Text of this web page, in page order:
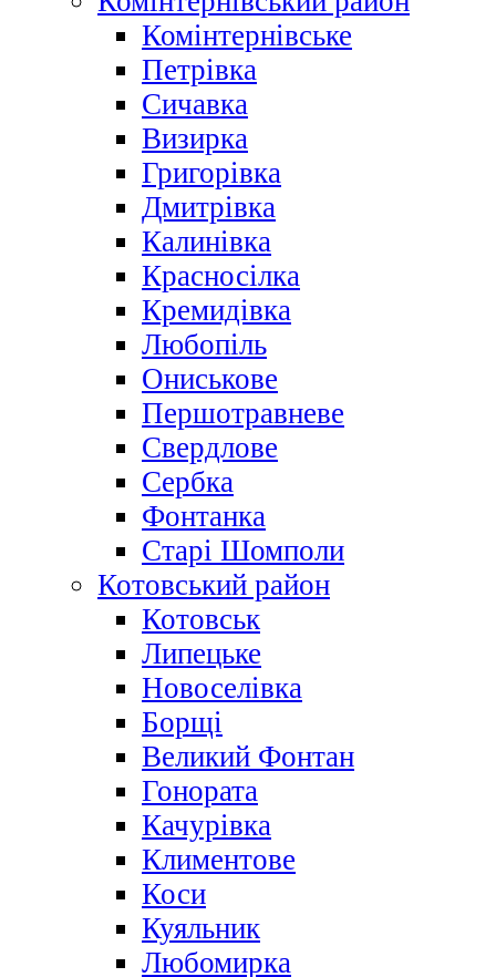
Комінтернівське
Петрівка
Сичавка
Визирка
Григорівка
Дмитрівка
Калинівка
Красносілка
Кремидівка
Любопіль
Ониськове
Першотравневе
Свердлове
Сербка
Фонтанка
Старі Шомполи
Котовський район
Котовськ
Липецьке
Новоселівка
Борщі
Великий Фонтан
Гонората
Качурівка
Климентове
Коси
Куяльник
Любомирка